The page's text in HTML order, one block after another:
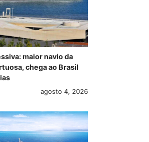
maior navio da
chega ao Brasil
agosto 4, 2026